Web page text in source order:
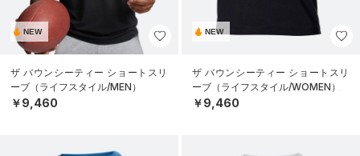
NEW
ザ バウンシーティー ショートスリ
ーブ（ライフスタイル/MEN）
￥9,460
NEW
ザ バウンシーティー ショートスリ
ーブ（ライフスタイル/WOMEN）
￥9,460